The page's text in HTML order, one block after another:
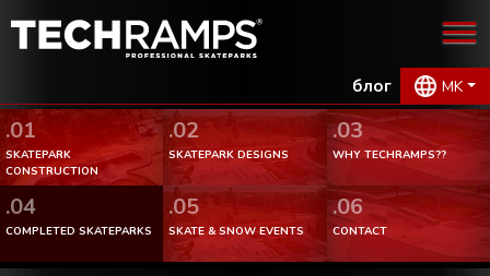
блог MK
.01
SKATEPARK
CONSTRUCTION
.02
SKATEPARK DESIGNS
.03
WHY TECHRAMPS??
.04
COMPLETED SKATEPARKS
.05
SKATE & SNOW EVENTS
.06
CONTACT